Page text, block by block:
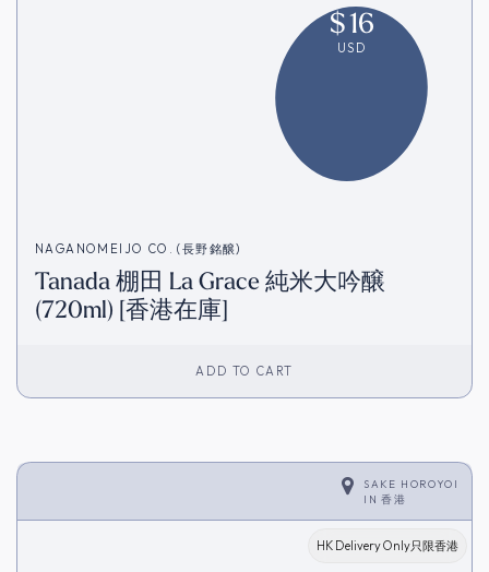
$16
USD
NAGANOMEIJO CO. (長野銘醸)
Tanada 棚田 La Grace 純米大吟醸
(720ml) [香港在庫]
ADD TO CART
SAKE HOROYOI
IN香港
HK Delivery Only只限香港